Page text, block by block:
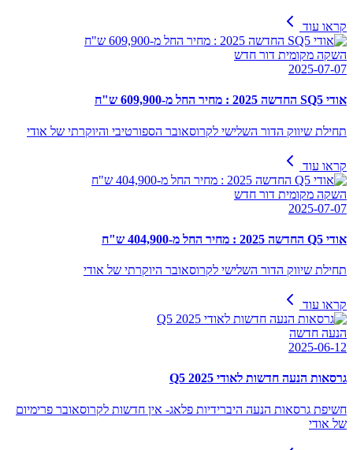
קראו עוד
השקה מקומית דור חדש
2025-07-07
אודי SQ5 החדשה 2025 : מחיר החל מ-609,900 ש"ח
תחילת שיווק הדור השלישי לקרוסאובר הספורטיבי והיוקרתי של אודי
קראו עוד
השקה מקומית דור חדש
2025-07-07
אודי Q5 החדשה 2025 : מחיר החל מ-404,900 ש"ח
תחילת שיווק הדור השלישי לקרוסאובר היוקרתי של אודי
קראו עוד
הנעה חדשה
2025-06-12
גרסאות הנעה חדשות לאודי Q5 2025
חשיפת גרסאות הנעה היברידיות פלאג- אין חדשות לקרוסאובר פרימיום
של אודי